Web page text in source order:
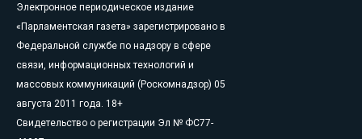
Электронное периодическое издание
«Парламентская газета» зарегистрировано в
Федеральной службе по надзору в сфере
связи, информационных технологий и
массовых коммуникаций (Роскомнадзор) 05
августа 2011 года. 18+
Свидетельство о регистрации Эл № ФС77-